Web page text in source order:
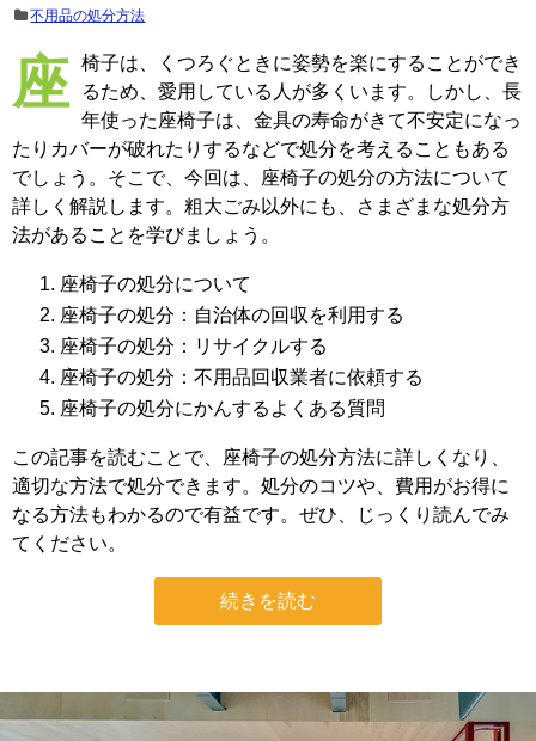
不用品の処分方法
座椅子は、くつろぐときに姿勢を楽にすることができ
るため、愛用している人が多くいます。しかし、長
年使った座椅子は、金具の寿命がきて不安定になっ
たりカバーが破れたりするなどで処分を考えることもある
でしょう。そこで、今回は、座椅子の処分の方法について
詳しく解説します。粗大ごみ以外にも、さまざまな処分方
法があることを学びましょう。
座椅子の処分について
座椅子の処分：自治体の回収を利用する
座椅子の処分：リサイクルする
座椅子の処分：不用品回収業者に依頼する
座椅子の処分にかんするよくある質問
この記事を読むことで、座椅子の処分方法に詳しくなり、
適切な方法で処分できます。処分のコツや、費用がお得に
なる方法もわかるので有益です。ぜひ、じっくり読んでみ
てください。
続きを読む